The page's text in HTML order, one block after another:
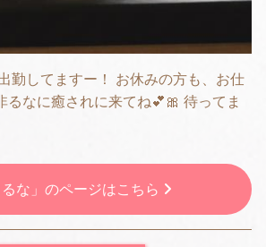
勤してますー！ お休みの方も、お仕
るなに癒されに来てね💕︎🎀 待ってま
るな」のページはこちら